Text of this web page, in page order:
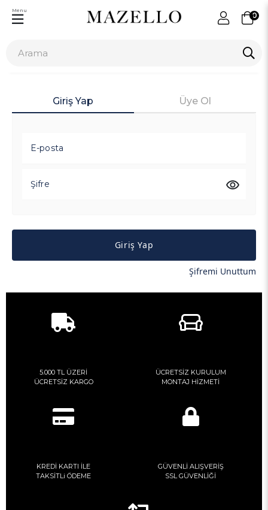
0
Menu
Giriş Yap Üye Ol
E-posta
Şifre
Giriş Yap
Şifremi Unuttum
5.000 TL ÜZERİ
ÜCRETSİZ KARGO
ÜCRETSİZ KURULUM
MONTAJ HİZMETİ
KREDİ KARTI İLE
TAKSİTLi ÖDEME
GÜVENLİ ALIŞVERİŞ
SSL GÜVENLİĞİ